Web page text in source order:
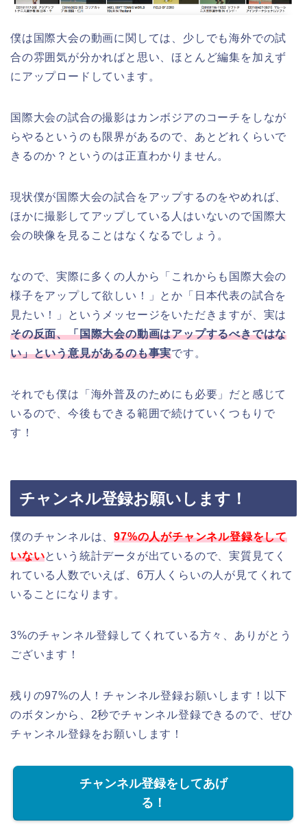
僕は国際大会の動画に関しては、少しでも海外での試
合の雰囲気が分かればと思い、ほとんど編集を加えず
にアップロードしています。
国際大会の試合の撮影はカンボジアのコーチをしなが
らやるというのも限界があるので、あとどれくらいで
きるのか？というのは正直わかりません。
現状僕が国際大会の試合をアップするのをやめれば、
ほかに撮影してアップしている人はいないので国際大
会の映像を見ることはなくなるでしょう。
なので、実際に多くの人から「これからも国際大会の
様子をアップして欲しい！」とか「日本代表の試合を
見たい！」というメッセージをいただきますが、実は
その反面、「国際大会の動画はアップするべきではな
い」という意見があるのも事実です。
それでも僕は「海外普及のためにも必要」だと感じて
いるので、今後もできる範囲で続けていくつもりで
す！
チャンネル登録お願いします！
僕のチャンネルは、97%の人がチャンネル登録をして
いないという統計データが出ているので、実質見てく
れている人数でいえば、6万人くらいの人が見てくれて
いることになります。
3%のチャンネル登録してくれている方々、ありがとう
ございます！
残りの97%の人！チャンネル登録お願いします！以下
のボタンから、2秒でチャンネル登録できるので、ぜひ
チャンネル登録をお願いします！
チャンネル登録をしてあげ
る！